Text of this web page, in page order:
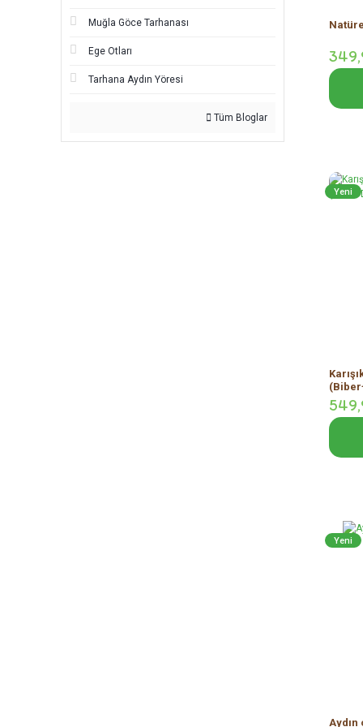
Muğla Göce Tarhanası
Ege Otları
Tarhana Aydın Yöresi
Tüm Bloglar
349,
Yeni
549,
Yeni